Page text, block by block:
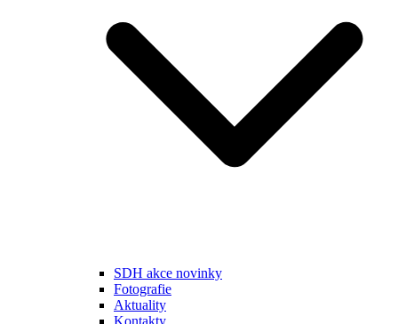
SDH akce novinky
Fotografie
Aktuality